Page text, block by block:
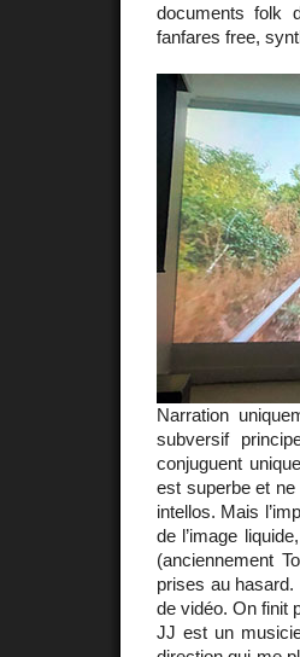
documents folk
fanfares free,
Narration
subversif
conjuguent
est superbe et
intellos. Mais
de l’image
(anciennement
prises au
de vidéo. On finit
JJ est un